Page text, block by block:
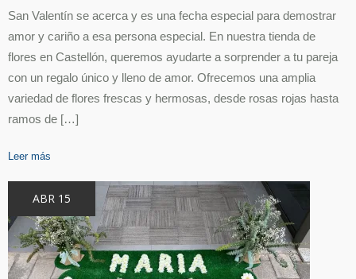
para
San
Valentín»San
Valentín:
Celebrar
con
Flores
en
Castellón»
San Valentín se acerca y es una fecha especial para demostrar
amor y cariño a esa persona especial. En nuestra tienda de
flores en Castellón, queremos ayudarte a sorprender a tu pareja
con un regalo único y lleno de amor. Ofrecemos una amplia
variedad de flores frescas y hermosas, desde rosas rojas hasta
ramos de […]
Leer más
ABR 15